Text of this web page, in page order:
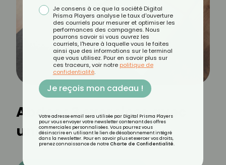
Abdos : 3 exercices avec
une brique de yoga
Je consens à ce que la société Digital
Prisma Players analyse le taux d'ouverture
des courriels pour mesurer et optimiser les
performances des campagnes. Nous
pourrons savoir si vous ouvrez les
courriels, l'heure à laquelle vous le faites
ainsi que des informations sur le terminal
que vous utilisez. Pour en savoir plus sur
ces traceurs, voir notre politique de
confidentialité.
Je reçois mon cadeau !
Votre adresse email sera utilisée par Digital Prisma Players
pour vous envoyer votre newsletter contenant des offres
commerciales personnalisées. Vous pourrez vous
désinscrire en utilisant le lien de désabonnement intégré
dans la newsletter. Pour en savoir plus et exercer vos droits,
prenez connaissance de notre Charte de Confidentialité.